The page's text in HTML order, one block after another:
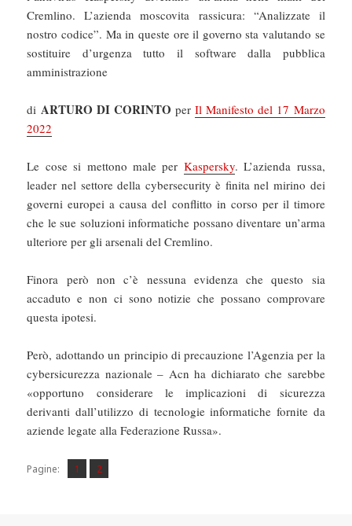
Cremlino. L’azienda moscovita rassicura: “Analizzate il
nostro codice”. Ma in queste ore il governo sta valutando se
sostituire d’urgenza tutto il software dalla pubblica
amministrazione
di ARTURO DI CORINTO perIl Manifesto del 17 Marzo
2022
Le cose si mettono male per Kaspersky. L’azienda russa,
leader nel settore della cybersecurity è finita nel mirino dei
governi europei a causa del conflitto in corso per il timore
che le sue soluzioni informatiche possano diventare un’arma
ulteriore per gli arsenali del Cremlino.
Finora però non c’è nessuna evidenza che questo sia
accaduto e non ci sono notizie che possano comprovare
questa ipotesi.
Però, adottando un principio di precauzione l’Agenzia per la
cybersicurezza nazionale – Acn ha dichiarato che sarebbe
«opportuno considerare le implicazioni di sicurezza
derivanti dall’utilizzo di tecnologie informatiche fornite da
aziende legate alla Federazione Russa».
Pagine: Pagina
1 ,
Pagina
2